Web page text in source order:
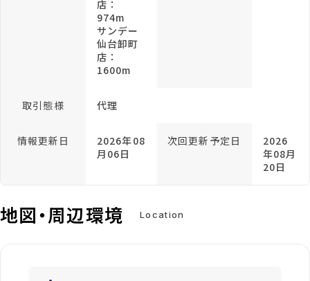
店：
974m
サンデー
仙台卸町
店：
1600m
取引態様 代理
情報更新日
2026年08
月06日
次回更新予定日
2026
年08月
20日
地図・周辺環境 Location